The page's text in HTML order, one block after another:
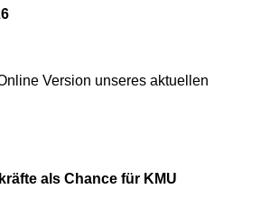
Version unseres aktuellen
als Chance für KMU